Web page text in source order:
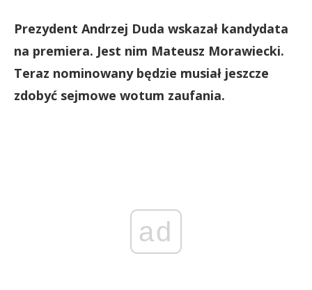
Prezydent Andrzej Duda wskazał kandydata
na premiera. Jest nim Mateusz Morawiecki.
Teraz nominowany będzie musiał jeszcze
zdobyć sejmowe wotum zaufania.
ad